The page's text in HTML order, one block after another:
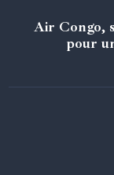
Air Congo,
pour